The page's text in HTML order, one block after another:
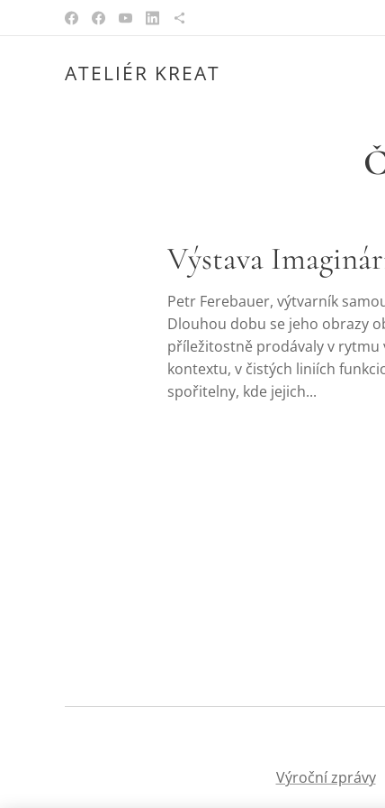
ATELIÉR KREAT
Výstava
Petr Ferebauer, výtvarník
Dlouhou dobu se jeho obrazy
příležitostně prodávaly v rytmu
kontextu, v čistých liniích
spořitelny, kde jejich...
Výroční zprávy